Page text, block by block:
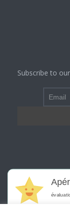
Subscribe to